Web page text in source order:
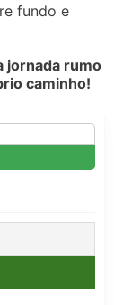
fundo e
jornada rumo
caminho!